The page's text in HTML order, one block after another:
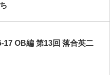
17 OB編 第13回 落合英二